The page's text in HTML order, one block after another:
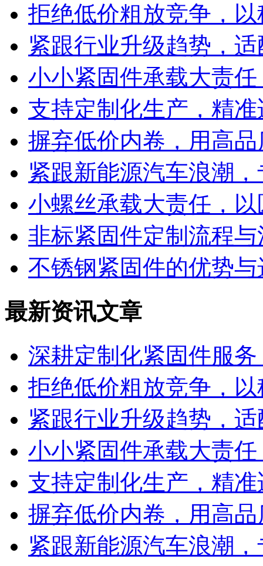
拒绝低价粗放竞争，
紧跟行业升级趋势，
小小紧固件承载大责
支持定制化生产，精
摒弃低价内卷，用高
紧跟新能源汽车浪潮
小螺丝承载大责任，
非标紧固件定制流程
不锈钢紧固件的优势
最新资讯文章
深耕定制化紧固件服
拒绝低价粗放竞争，
紧跟行业升级趋势，
小小紧固件承载大责
支持定制化生产，精
摒弃低价内卷，用高
紧跟新能源汽车浪潮